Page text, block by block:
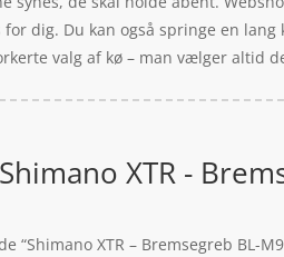
dig. Du kan også springe en
valg af kø – man vælger altid
Shimano XTR -
“Shimano XTR – Bremsegreb BL-